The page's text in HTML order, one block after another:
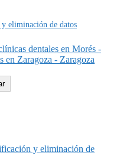
eliminación de datos
dentales en Morés -
en Zaragoza - Zaragoza
y eliminación de